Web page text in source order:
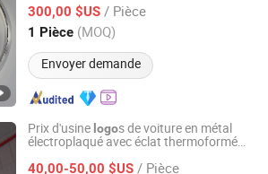
300,00 $US / Pièce
1 Pièce (MOQ)
Envoyer demande
Depuis 2015
Prix d'usine logos de voiture en métal
électroplaqué avec éclat thermoformé
40,00-50,00 $US / Pièce
Display Products Co., Ltd.